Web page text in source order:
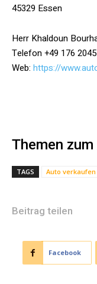
45329 Essen
Herr Khaldoun
Telefon +49 176
Web: https://
Themen zum
TAGS Auto verkaufen
Beitrag teilen
Facebook